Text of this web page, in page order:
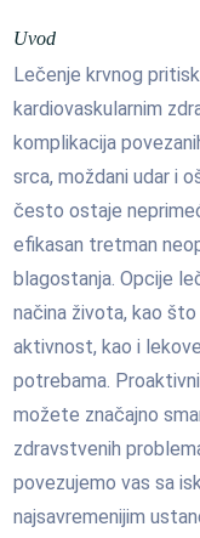
Uvod
Lečenje krvnog
kardiovaskularnim
komplikacija
srca, moždani udar i
često ostaje
efikasan tretman
blagostanja. Opcije
načina života, kao
aktivnost, kao i
potrebama.
možete značajno
zdravstvenih
povezujemo vas sa
najsavremenijim